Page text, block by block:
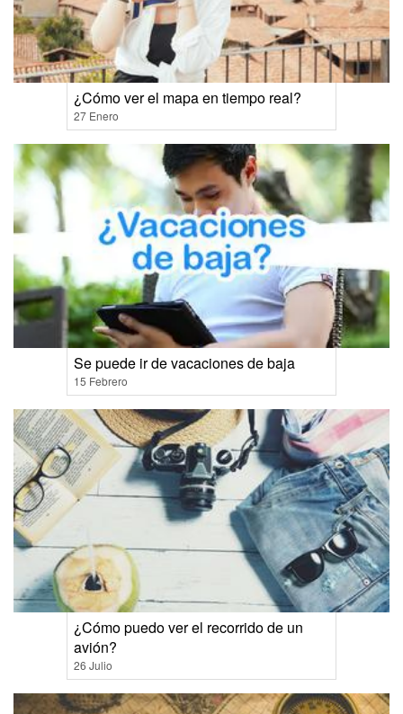
¿Cómo ver el mapa en tiempo real?
27 Enero
Se puede ir de vacaciones de baja
15 Febrero
¿Cómo puedo ver el recorrido de un
avión?
26 Julio